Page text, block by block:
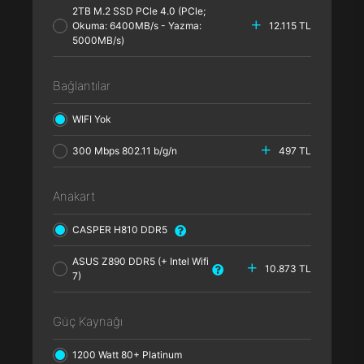
2TB M.2 SSD PCle 4.0 (PCle;
Okuma: 6400MB/s - Yazma:
5000MB/s)
12.115 TL
Bağlantılar
WIFI Yok
300 Mbps 802.11 b/g/n 497 TL
Anakart
CASPER H810 DDR5
ASUS Z890 DDR5 (+ Intel Wifi
7)
10.873 TL
Güç Kaynağı
1200 Watt 80+ Platinum